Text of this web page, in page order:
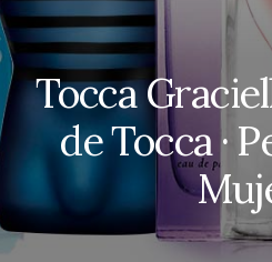
Tocca
de Tocca ·